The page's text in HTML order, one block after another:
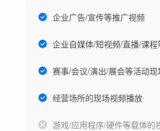
企业广告/宣传等推广视频
企业自媒体/短视频/直播/课程
赛事/会议/演出/展会等活动现
经营场所的现场视频播放
游戏/应用程序/硬件等载体的